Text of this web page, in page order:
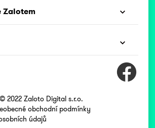
Zalotem
© 2022 Zaloto Digital s.r.o.
obchodní podmínky
údajů